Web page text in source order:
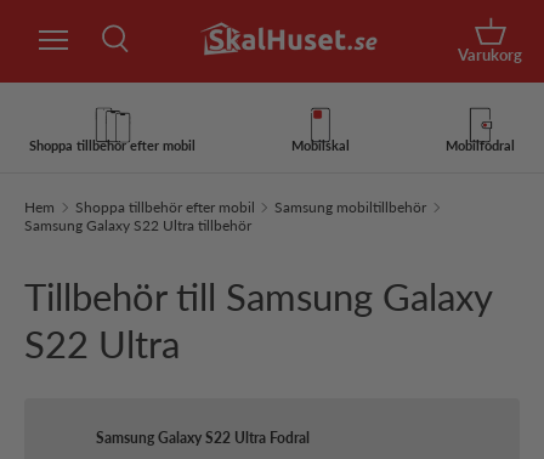
Hoppa till innehåll
Sök
Korg
Varukorg
Shoppa tillbehör efter mobil Mobilskal Mobilfodral
Hem Shoppa tillbehör efter mobil
Samsung mobiltillbehör
Samsung Galaxy S22 Ultra tillbehör
Tillbehör till Samsung Galaxy
S22 Ultra
Samsung Galaxy S22 Ultra Fodral